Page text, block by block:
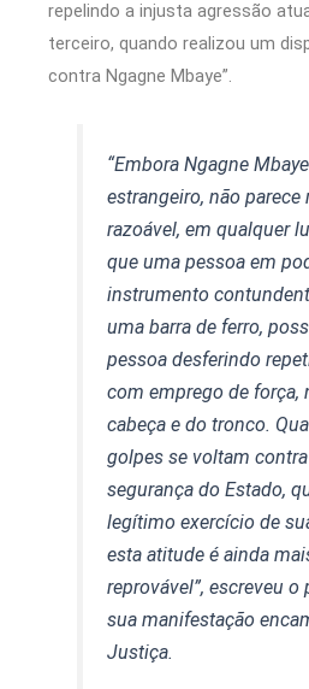
repelindo a injusta agressão
terceiro, quando realizou um
contra Ngagne Mbaye”.
“Embora Ngagne
estrangeiro, não
razoável, em qualquer
que uma pessoa em
instrumento
uma barra de ferro,
pessoa desferindo
com emprego de força,
cabeça e do tronco.
golpes se voltam
segurança do Estado,
legítimo exercício de
esta atitude é ainda
reprovável”, escreveu o
sua manifestação
Justiça.